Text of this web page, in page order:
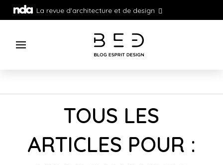
La revue d'architecture et de design
TOUS LES
ARTICLES POUR :